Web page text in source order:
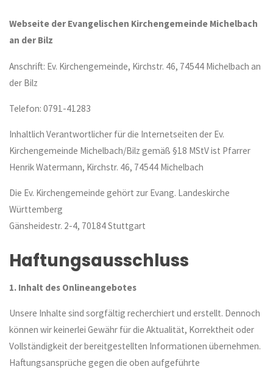
Webseite der Evangelischen Kirchengemeinde Michelbach
an der Bilz
Anschrift: Ev. Kirchengemeinde, Kirchstr. 46, 74544 Michelbach an
der Bilz
Telefon: 0791-41283
Inhaltlich Verantwortlicher für die Internetseiten der Ev.
Kirchengemeinde Michelbach/Bilz gemäß §18 MStV ist Pfarrer
Henrik Watermann, Kirchstr. 46, 74544 Michelbach
Die Ev. Kirchengemeinde gehört zur Evang. Landeskirche
Württemberg
Gänsheidestr. 2-4, 70184 Stuttgart
Haftungsausschluss
1. Inhalt des Onlineangebotes
Unsere Inhalte sind sorgfältig recherchiert und erstellt. Dennoch
können wir keinerlei Gewähr für die Aktualität, Korrektheit oder
Vollständigkeit der bereitgestellten Informationen übernehmen.
Haftungsansprüche gegen die oben aufgeführte